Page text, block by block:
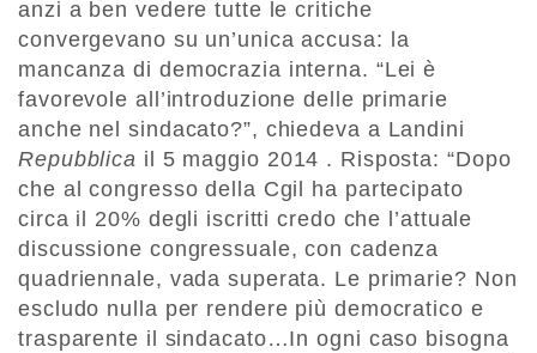
anzi a ben vedere tutte le critiche
convergevano su un’unica accusa: la
mancanza di democrazia interna. “Lei è
favorevole all’introduzione delle primarie
anche nel sindacato?”, chiedeva a Landini
Repubblica il 5 maggio 2014 . Risposta: “Dopo
che al congresso della Cgil ha partecipato
circa il 20% degli iscritti credo che l’attuale
discussione congressuale, con cadenza
quadriennale, vada superata. Le primarie? Non
escludo nulla per rendere più democratico e
trasparente il sindacato…In ogni caso bisogna